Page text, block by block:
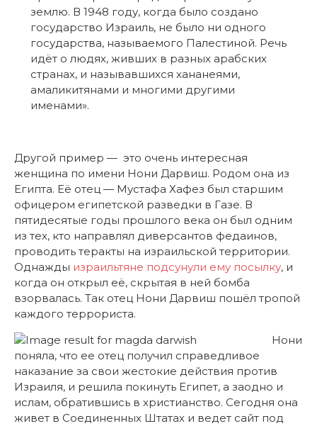
землю. В 1948 году, когда было создано
государство Израиль, не было ни одного
государства, называемого Палестиной. Речь
идёт о людях, живших в разных арабских
странах, и называвшихся хананеями,
амаликитянами и многими другими
именами».
Другой пример — это очень интересная
женщина по имени Нони Дарвиш. Родом она из
Египта. Её отец — Мустафа Хафез был старшим
офицером египетской разведки в Газе. В
пятидесятые годы прошлого века он был одним
из тех, кто направлял диверсантов федаинов,
проводить теракты на израильской территории.
Однажды израильтяне подсунули ему посылку, и
когда он открыл её, скрытая в ней бомба
взорвалась. Так отец Нони Дарвиш пошёл тропой
каждого террориста.
Нони
поняла, что ее отец получил справедливое
наказание за свои жестокие действия против
Израиля, и решила покинуть Египет, а заодно и
ислам, обратившись в христианство. Сегодня она
живет в Соединенных Штатах и ведет сайт под